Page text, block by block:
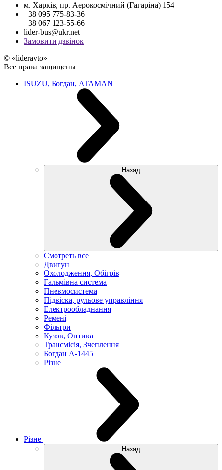
м. Харків, пр. Аерокосмічний (Гагаріна) 154
+38 095 775-83-36
+38 067 123-55-66
lider-bus@ukr.net
Замовити дзвінок
© «lideravto»
Все права защищены
ISUZU, Богдан, ATAMAN
Назад
Смотреть все
Двигун
Охолодження, Обігрів
Гальмівна система
Пневмосистема
Підвіска, рульове управління
Електрообладнання
Ремені
Фільтри
Кузов, Оптика
Трансмісія, Зчеплення
Богдан А-1445
Різне
Різне
Назад